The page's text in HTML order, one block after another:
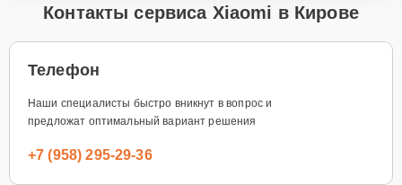
Контакты сервиса Xiaomi в Кирове
Телефон
Наши специалисты быстро вникнут в вопрос и
предложат оптимальный вариант решения
+7 (958) 295-29-36